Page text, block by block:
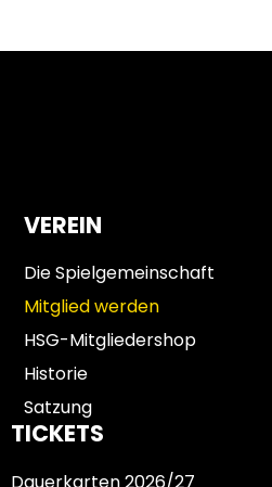
VEREIN
Die Spielgemeinschaft
Mitglied werden
HSG-Mitgliedershop
Historie
Satzung
TICKETS
Dauerkarten 2026/27